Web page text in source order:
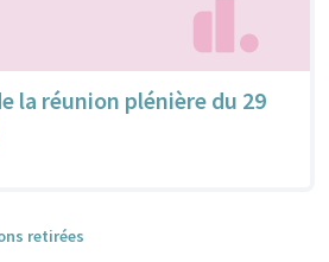
la réunion plénière du 29
retirées